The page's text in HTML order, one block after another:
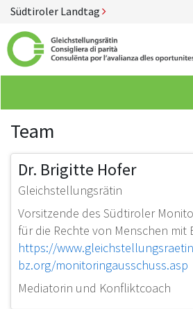
Südtiroler Landtag
Team
Dr. Brigitte Hofer
Gleichstellungsrätin
Vorsitzende des Südtiroler
für die Rechte von Menschen mit
https://
bz.org/monitoringausschuss.asp
Mediatorin und Konfliktcoach